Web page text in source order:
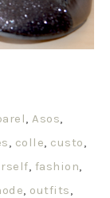
,Asos,
, colle, custo,
, fashion,
, outfits,